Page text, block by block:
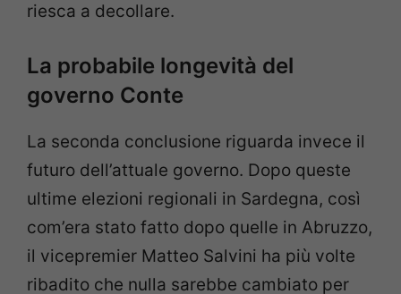
riesca a decollare.
La probabile longevità del
governo Conte
La seconda conclusione riguarda invece il
futuro dell’attuale governo. Dopo queste
ultime elezioni regionali in Sardegna, così
com’era stato fatto dopo quelle in Abruzzo,
il vicepremier Matteo Salvini ha più volte
ribadito che nulla sarebbe cambiato per